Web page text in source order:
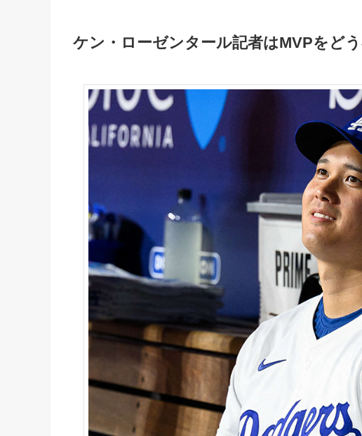
ケン・ローゼンタール記者はMVPをど